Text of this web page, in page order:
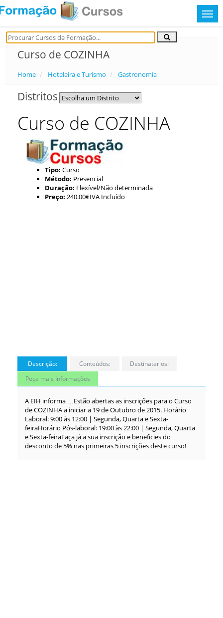
Curso de COZINHA
Home Hoteleira e Turismo Gastronomía
Distritos
Curso de COZINHA
Tipo: Curso
Método: Presencial
Duração: Flexível/Não determinada
Preço: 240.00€IVA Incluído
Descrição: Conteúdos:
Destinatarios:
Peça mais Informações
A EIH informa …Estão abertas as inscrições para o Curso
de COZINHA a iniciar a 19 de Outubro de 2015. Horário
Laboral: 9:00 às 12:00 | Segunda, Quarta e Sexta-
feiraHorário Pós-laboral: 19:00 às 22:00 | Segunda, Quarta
e Sexta-feiraFaça já a sua inscrição e beneficies do
desconto de 5% nas primeiras 5 inscrições deste curso!